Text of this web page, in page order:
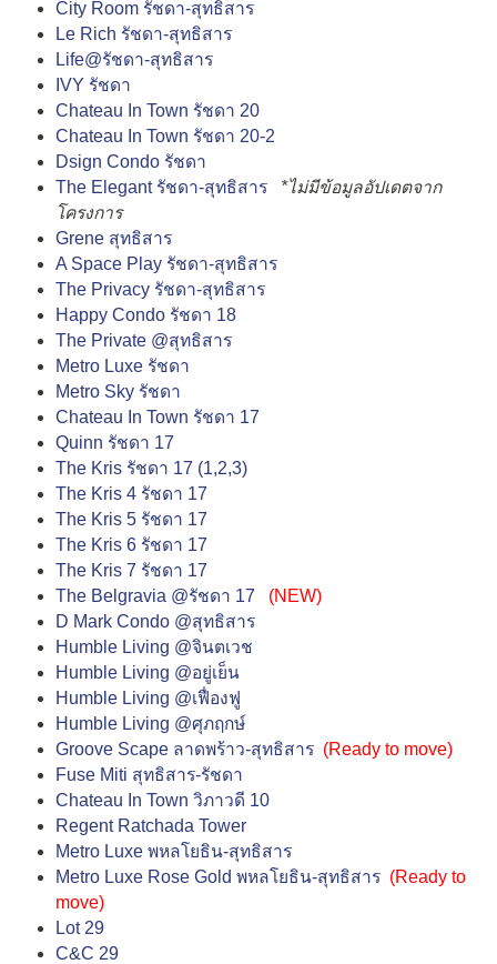
City Room รัชดา-สุทธิสาร
Le Rich รัชดา-สุทธิสาร
Life@รัชดา-สุทธิสาร
IVY รัชดา
Chateau In Town รัชดา 20
Chateau In Town รัชดา 20-2
Dsign Condo รัชดา
The Elegant รัชดา-สุทธิสาร
*ไม่มีข้อมูลอัปเดตจาก
โครงการ
Grene สุทธิสาร
A Space Play รัชดา-สุทธิสาร
The Privacy รัชดา-สุทธิสาร
Happy Condo รัชดา 18
The Private @สุทธิสาร
Metro Luxe รัชดา
Metro Sky รัชดา
Chateau In Town รัชดา 17
Quinn รัชดา 17
The Kris รัชดา 17 (1,2,3)
The Kris 4 รัชดา 17
The Kris 5 รัชดา 17
The Kris 6 รัชดา 17
The Kris 7 รัชดา 17
The Belgravia @รัชดา 17
(NEW)
D Mark Condo @สุทธิสาร
Humble Living @จินตเวช
Humble Living @อยู่เย็น
Humble Living @เฟื่องฟู
Humble Living @ศุภฤกษ์
Groove Scape ลาดพร้าว-สุทธิสาร (Ready to move)
Fuse Miti สุทธิสาร-รัชดา
Chateau In Town วิภาวดี 10
Regent Ratchada Tower
Metro Luxe พหลโยธิน-สุทธิสาร
Metro Luxe Rose Gold พหลโยธิน-สุทธิสาร (Ready to
move)
Lot 29
C&C 29